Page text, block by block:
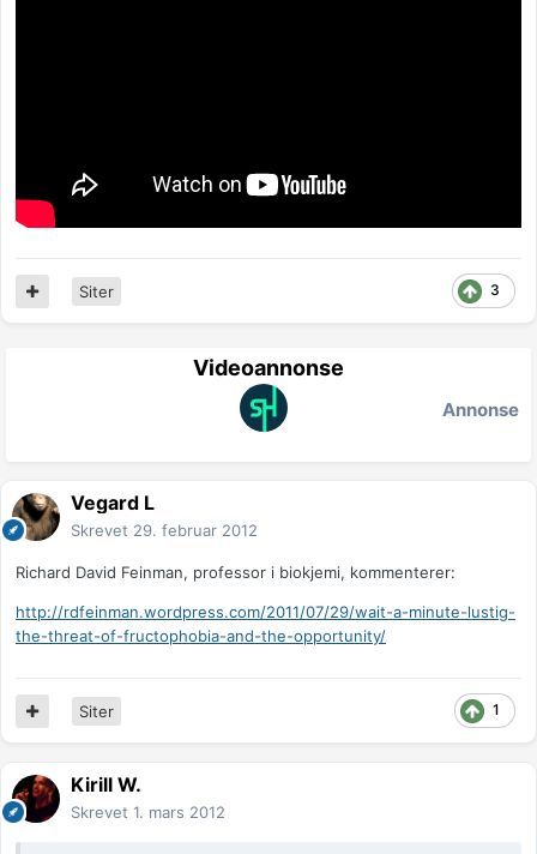
3
Siter
Videoannonse
Annonse
Vegard L
Skrevet 29. februar 2012
Richard David Feinman, professor i biokjemi, kommenterer:
http://rdfeinman.wordpress.com/2011/07/29/wait-a-minute-lustig-
the-threat-of-fructophobia-and-the-opportunity/
1
Siter
Kirill W.
Skrevet 1. mars 2012